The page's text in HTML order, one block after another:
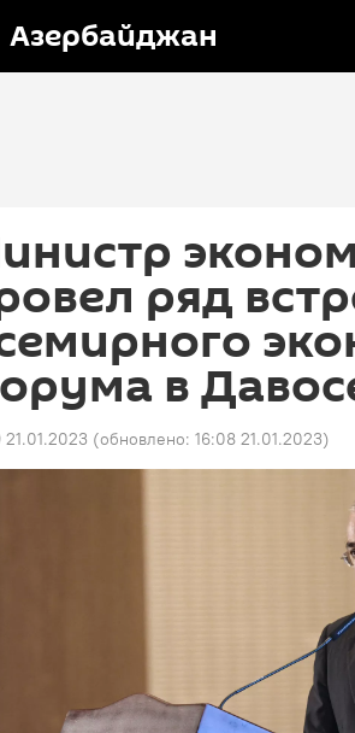
Азербайджан
ряд
в
21.01.2023 (обновлено: 16:08 21.01.2023)